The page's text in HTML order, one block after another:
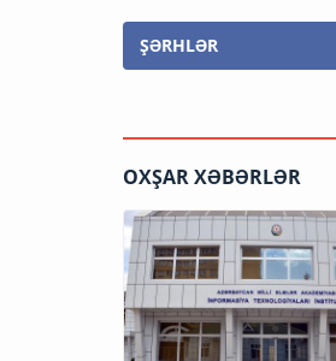
ŞƏRHLƏR
OXŞAR XƏBƏRLƏR